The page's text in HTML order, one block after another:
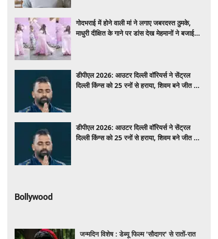
गोदभराई में होने वाली मां ने लगाए जबरदस्त ठुमके,
माधुरी दीक्षित के गाने पर डांस देख मेहमानों ने बजाई
डीपीएल 2026: आउटर दिल्ली वॉरियर्स ने सेंट्रल
दिल्ली किंग्स को 25 रनों से हराया, शिवम बने जीत के
डीपीएल 2026: आउटर दिल्ली वॉरियर्स ने सेंट्रल
दिल्ली किंग्स को 25 रनों से हराया, शिवम बने जीत के
Bollywood
जन्मदिन विशेष : डेब्यू फिल्म 'सौदागर' से रातों-रात